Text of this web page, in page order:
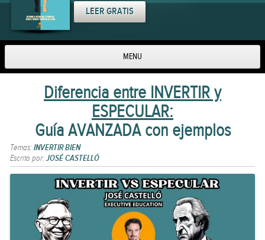
LEER GRATIS
MENU
Skip to content
Diferencia entre INVERTIR y
ESPECULAR:
Guía AVANZADA con ejemplos
Temas:INVERTIR BIEN
Escrito por:JOSÉ CASTELLÓ